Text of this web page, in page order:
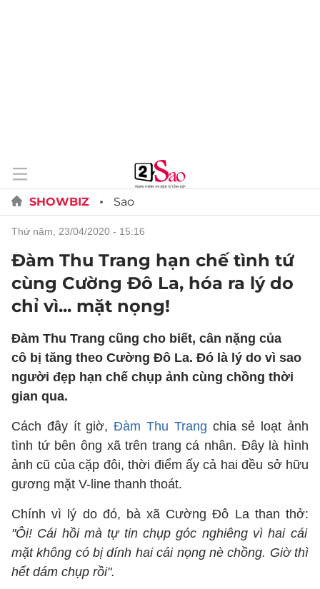
SHOWBIZ Sao
thứ năm, 23/04/2020 - 15:16
Đàm Thu Trang hạn chế tình tứ
cùng Cường Đô La, hóa ra lý do
chỉ vì... mặt nọng!
Đàm Thu Trang cũng cho biết, cân nặng của
cô bị tăng theo Cường Đô La. Đó là lý do vì sao
người đẹp hạn chế chụp ảnh cùng chồng thời
gian qua.
Cách đây ít giờ,Đàm Thu Trang chia sẻ loạt ảnh
tình tứ bên ông xã trên trang cá nhân. Đây là hình
ảnh cũ của cặp đôi, thời điểm ấy cả hai đều sở hữu
gương mặt V-line thanh thoát.
Chính vì lý do đó, bà xã Cường Đô La than thở:
"Ôi! Cái hồi mà tự tin chụp góc nghiêng vì hai cái
mặt không có bị dính hai cái nọng nè chồng. Giờ thì
hết dám chụp rồi".